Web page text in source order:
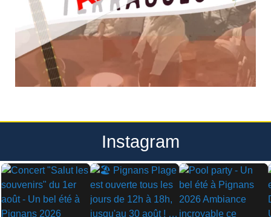
Instagram